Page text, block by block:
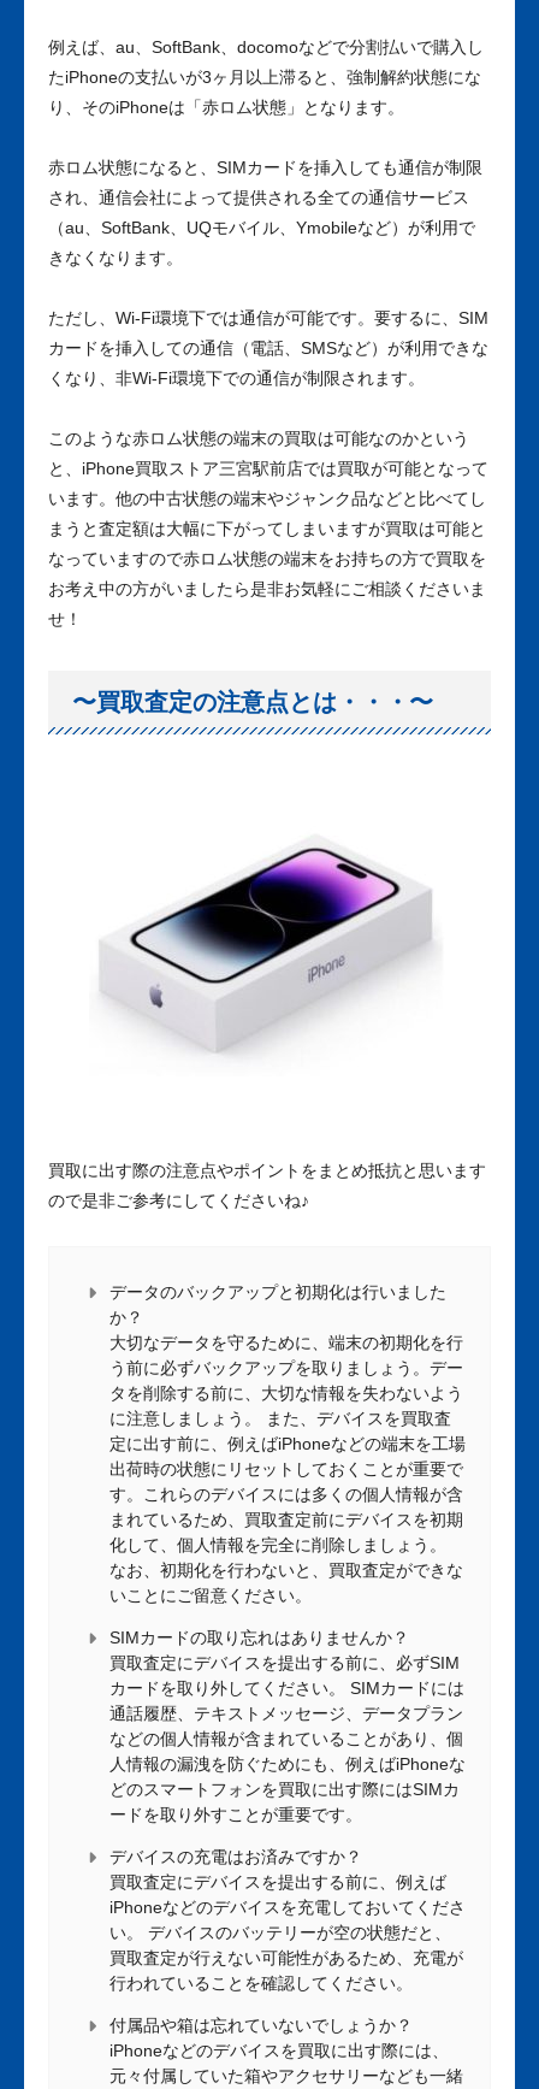
例えば、au、SoftBank、docomoなどで分割払いで購入し
たiPhoneの支払いが3ヶ月以上滞ると、強制解約状態にな
り、そのiPhoneは「赤ロム状態」となります。
赤ロム状態になると、SIMカードを挿入しても通信が制限
され、通信会社によって提供される全ての通信サービス
（au、SoftBank、UQモバイル、Ymobileなど）が利用で
きなくなります。
ただし、Wi-Fi環境下では通信が可能です。要するに、SIM
カードを挿入しての通信（電話、SMSなど）が利用できな
くなり、非Wi-Fi環境下での通信が制限されます。
このような赤ロム状態の端末の買取は可能なのかという
と、iPhone買取ストア三宮駅前店では買取が可能となって
います。他の中古状態の端末やジャンク品などと比べてし
まうと査定額は大幅に下がってしまいますが買取は可能と
なっていますので赤ロム状態の端末をお持ちの方で買取を
お考え中の方がいましたら是非お気軽にご相談くださいま
せ！
〜買取査定の注意点とは・・・〜
買取に出す際の注意点やポイントをまとめ抵抗と思います
ので是非ご参考にしてくださいね♪
データのバックアップと初期化は行いました
か？
大切なデータを守るために、端末の初期化を行
う前に必ずバックアップを取りましょう。デー
タを削除する前に、大切な情報を失わないよう
に注意しましょう。 また、デバイスを買取査
定に出す前に、例えばiPhoneなどの端末を工場
出荷時の状態にリセットしておくことが重要で
す。これらのデバイスには多くの個人情報が含
まれているため、買取査定前にデバイスを初期
化して、個人情報を完全に削除しましょう。
なお、初期化を行わないと、買取査定ができな
いことにご留意ください。
SIMカードの取り忘れはありませんか？
買取査定にデバイスを提出する前に、必ずSIM
カードを取り外してください。 SIMカードには
通話履歴、テキストメッセージ、データプラン
などの個人情報が含まれていることがあり、個
人情報の漏洩を防ぐためにも、例えばiPhoneな
どのスマートフォンを買取に出す際にはSIMカ
ードを取り外すことが重要です。
デバイスの充電はお済みですか？
買取査定にデバイスを提出する前に、例えば
iPhoneなどのデバイスを充電しておいてくださ
い。 デバイスのバッテリーが空の状態だと、
買取査定が行えない可能性があるため、充電が
行われていることを確認してください。
付属品や箱は忘れていないでしょうか？
iPhoneなどのデバイスを買取に出す際には、
元々付属していた箱やアクセサリーなども一緒